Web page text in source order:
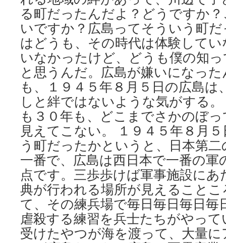
る町だったんだよ？どうですか
いですか？広島ってそういう町
はどうも、その時代は体験して
いなかったけど、どうも僕の知
と思うんだ。広島が嫌いになっ
も、１９４５年８月５日の広島は
しと絆ではないような気がする
も３０年も、どこまでさかのぼ
見えてこない。 １９４５年８月
う町だったかというと、日本第
一番で、広島は西日本で一番の軍
点です。三歩歩けば軍事施設にあ
典が行われる場所が見えること
て、その練兵場で毎日毎日毎日毎
虐殺する練習を兵士たちがやっ
受けたやつが海を渡って、大量